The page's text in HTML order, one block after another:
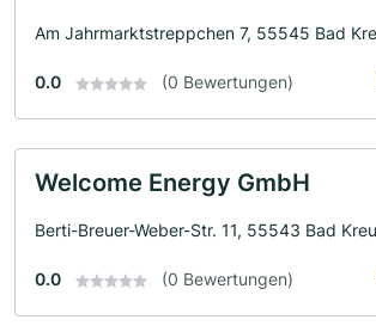
Am Jahrmarktstreppchen 7, 55545 Bad
0.0 (0 Bewertungen)
Welcome Energy GmbH
Berti-Breuer-Weber-Str. 11, 55543 Bad
0.0 (0 Bewertungen)